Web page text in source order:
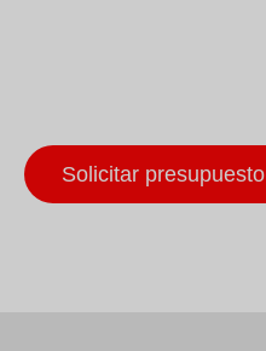
Solicitar presupuesto